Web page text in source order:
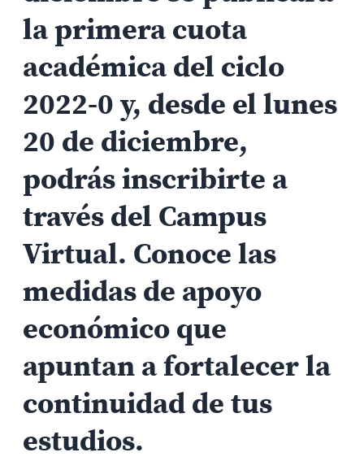
la primera cuota
académica del ciclo
2022-0 y, desde el lunes
20 de diciembre,
podrás inscribirte a
través del Campus
Virtual. Conoce las
medidas de apoyo
económico que
apuntan a fortalecer la
continuidad de tus
estudios.